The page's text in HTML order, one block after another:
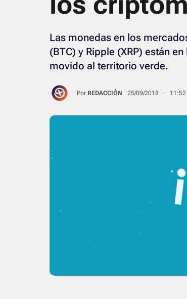
Las monedas en los
(BTC) y Ripple (XRP) están
movido al territorio verde.
Por REDACCIÓN 25/09/2018 · 11:52